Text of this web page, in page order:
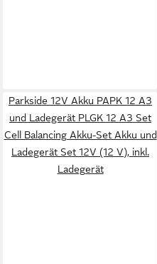
Parkside 12V Akku PAPK 12 A3
und Ladegerät PLGK 12 A3 Set
Cell Balancing Akku-Set Akku und
Ladegerät Set 12V (12 V), inkl.
Ladegerät